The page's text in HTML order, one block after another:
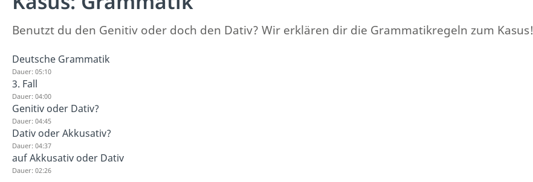
Benutzt du den Genitiv oder doch den Dativ? Wir erklären dir die Grammatikregeln zum Kasus!
Deutsche Grammatik
Dauer: 05:10
3. Fall
Dauer: 04:00
Genitiv oder Dativ?
Dauer: 04:45
Dativ oder Akkusativ?
Dauer: 04:37
auf Akkusativ oder Dativ
Dauer: 02:26